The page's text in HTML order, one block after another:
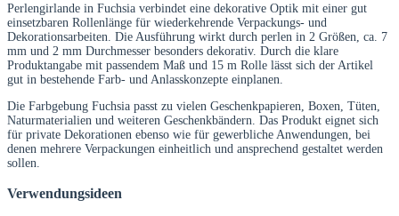
Perlengirlande in Fuchsia verbindet eine dekorative Optik mit einer gut
einsetzbaren Rollenlänge für wiederkehrende Verpackungs- und
Dekorationsarbeiten. Die Ausführung wirkt durch perlen in 2 Größen, ca. 7
mm und 2 mm Durchmesser besonders dekorativ. Durch die klare
Produktangabe mit passendem Maß und 15 m Rolle lässt sich der Artikel
gut in bestehende Farb- und Anlasskonzepte einplanen.
Die Farbgebung Fuchsia passt zu vielen Geschenkpapieren, Boxen, Tüten,
Naturmaterialien und weiteren Geschenkbändern. Das Produkt eignet sich
für private Dekorationen ebenso wie für gewerbliche Anwendungen, bei
denen mehrere Verpackungen einheitlich und ansprechend gestaltet werden
sollen.
Verwendungsideen